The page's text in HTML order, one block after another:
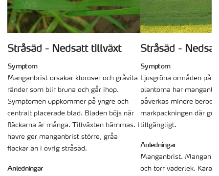
Stråsäd - Nedsatt tillväxt
Symptom
Manganbrist orsakar kloroser och gråvita
ränder som blir bruna och går ihop.
Symptomen uppkommer på yngre och
centralt placerade blad. Bladen böjs när
fläckarna är många. Tillväxten hämmas. I
havre ger manganbrist större, gråa
fläckar än i övrig stråsäd.
Anledningar
Stråsäd -
Symptom
Ljusgröna områden på
plantorna har
påverkas mindre
markpackningen där
tillgängligt.
Anledningar
Manganbrist.
och torr väderlek.